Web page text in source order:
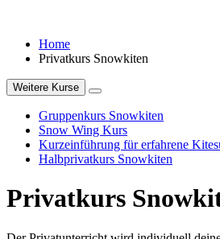
Home
Privatkurs Snowkiten
Weitere Kurse
Gruppenkurs Snowkiten
Snow Wing Kurs
Kurzeinführung für erfahrene
Halbprivatkurs Snowkiten
Privatkurs